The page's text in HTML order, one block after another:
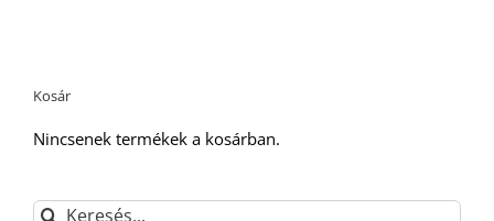
Kosár
Nincsenek termékek a kosárban.
Keresés...